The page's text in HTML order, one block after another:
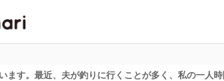
す。最近、夫が釣りに行くことが多く、私の一人